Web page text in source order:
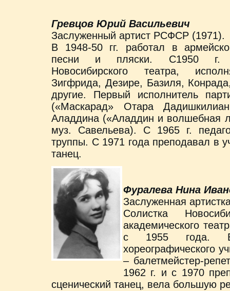
Гревцов Юрий Васильевич
Заслуженный артист РСФСР (1971).
В 1948-50 гг. работал в
песни и пляски. С1950 г.
Новосибирского театра,
Зигфрида, Дезире, Базиля,
другие. Первый исполнитель
(«Маскарад» Отара
Аладдина («Аладдин и волшебная
муз. Савельева). С 1965 г.
труппы. С 1971 года преподавал в
танец.
Фуралева Нина
Заслуженная
Солистка
академического
с 1955 года.
хореографического
– балетмейстер-
1962 г. и с 1970
сценический танец, вела большую